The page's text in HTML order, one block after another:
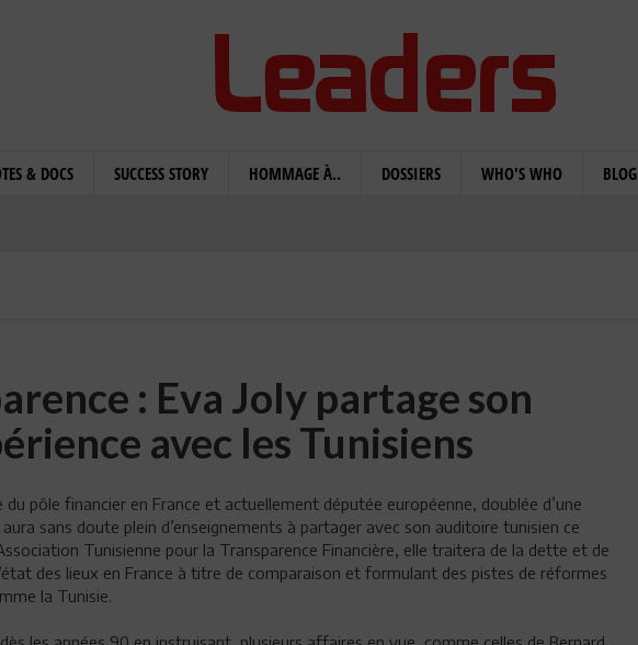
& DOCS SUCCESS STORY HOMMAGE À.. DOSSIERS WHO'S WHO BLOG
: Eva Joly partage son
avec les Tunisiens
du pôle financier en France et actuellement députée européenne, doublée d’une
sans doute plein d’enseignements à partager avec son auditoire tunisien ce
Tunisienne pour la Transparence Financière, elle traitera de la dette et de
des lieux en France à titre de comparaison et formulant des pistes de réformes
la Tunisie.